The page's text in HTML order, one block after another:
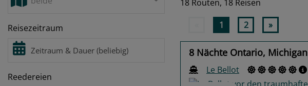
Reisezeitraum
Reedereien
18 Routen, 18 Reisen
1 2 »
8 Nächte Ontario, Michigan
Le Bellot